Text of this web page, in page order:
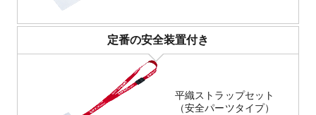
定番の安全装置付き
平織ストラップセット
（安全パーツタイプ）